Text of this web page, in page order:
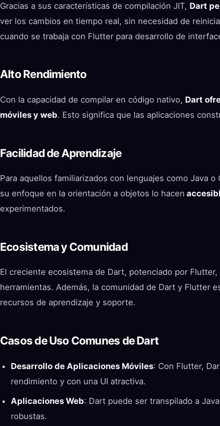
Gracias a sus características de compilación JIT, Dart
ver los cambios en tiempo real, sin necesidad de
cuando se trabaja con Flutter para desarrollo de
Alto Rendimiento
Con la capacidad de compilar en código nativo, Dart
móviles y web. Esto significa que las aplicaciones
Facilidad de Aprendizaje
Para aquellos familiarizados con lenguajes como Java
su enfoque en la orientación a objetos lo hacen
experimentados.
Ecosistema y Comunidad
El creciente ecosistema de Dart, potenciado por
herramientas. Además, la comunidad de Dart y Flutter
recursos de aprendizaje y soporte.
Casos de Uso Comunes de Dart
Desarrollo de Aplicaciones Móviles: Con Flutter,
rendimiento y con una UI atractiva.
Aplicaciones Web: Dart puede ser transpilado a
robustas.